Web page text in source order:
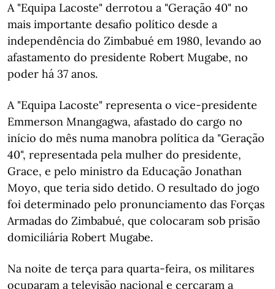
A "Equipa Lacoste" derrotou a "Geração 40" no
mais importante desafio político desde a
independência do Zimbabué em 1980, levando ao
afastamento do presidente Robert Mugabe, no
poder há 37 anos.
A "Equipa Lacoste" representa o vice-presidente
Emmerson Mnangagwa, afastado do cargo no
início do mês numa manobra política da "Geração
40", representada pela mulher do presidente,
Grace, e pelo ministro da Educação Jonathan
Moyo, que teria sido detido. O resultado do jogo
foi determinado pelo pronunciamento das Forças
Armadas do Zimbabué, que colocaram sob prisão
domiciliária Robert Mugabe.
Na noite de terça para quarta-feira, os militares
ocuparam a televisão nacional e cercaram a